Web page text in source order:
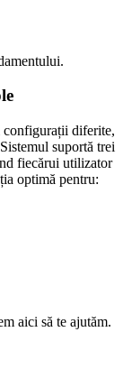
diferite,
suportă trei
fiecărui utilizator
optimă pentru:
aici să te ajutăm.